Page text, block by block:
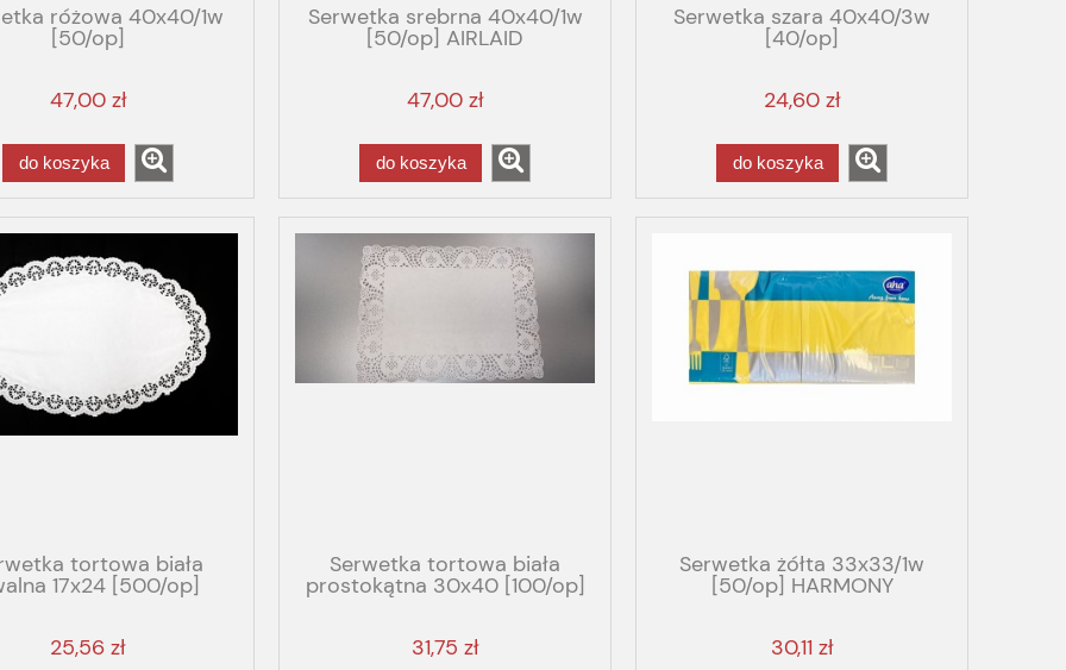
różowa 40x40/1w
[50/op]
47,00 zł
do koszyka
Serwetka srebrna 40x40/1w
[50/op] AIRLAID
47,00 zł
do koszyka
Serwetka szara 40x40/3w
[40/op]
24,60 zł
do koszyka
tortowa biała
17x24 [500/op]
25,56 zł
Serwetka tortowa biała
prostokątna 30x40 [100/op]
31,75 zł
Serwetka żółta 33x33/1w
[50/op] HARMONY
30,11 zł